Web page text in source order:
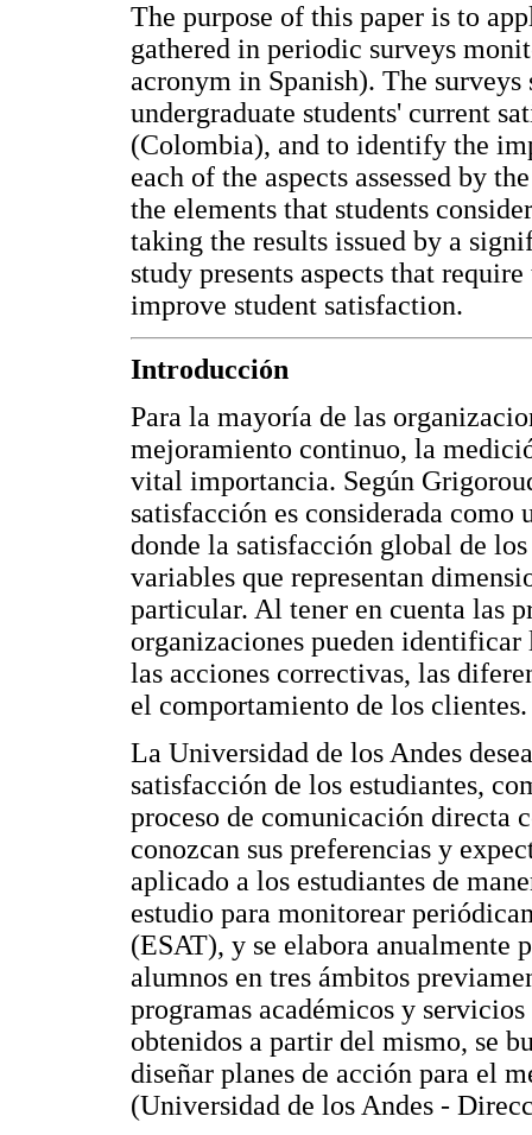
The purpose of this paper is to
gathered in periodic surveys
acronym in Spanish). The
undergraduate students' current
(Colombia), and to identify the
each of the aspects assessed by
the elements that students
taking the results issued by a
study presents aspects that
improve student satisfaction.
Introducción
Para la mayoría de las
mejoramiento continuo, la
vital importancia. Según
satisfacción es considerada
donde la satisfacción global de
variables que representan
particular. Al tener en cuenta las
organizaciones pueden identificar
las acciones correctivas, las
el comportamiento de los clientes.
La Universidad de los Andes
satisfacción de los estudiantes,
proceso de comunicación directa
conozcan sus preferencias y
aplicado a los estudiantes de
estudio para monitorear
(ESAT), y se elabora anualmente
alumnos en tres ámbitos
programas académicos y
obtenidos a partir del mismo, se
diseñar planes de acción para el
(Universidad de los Andes -